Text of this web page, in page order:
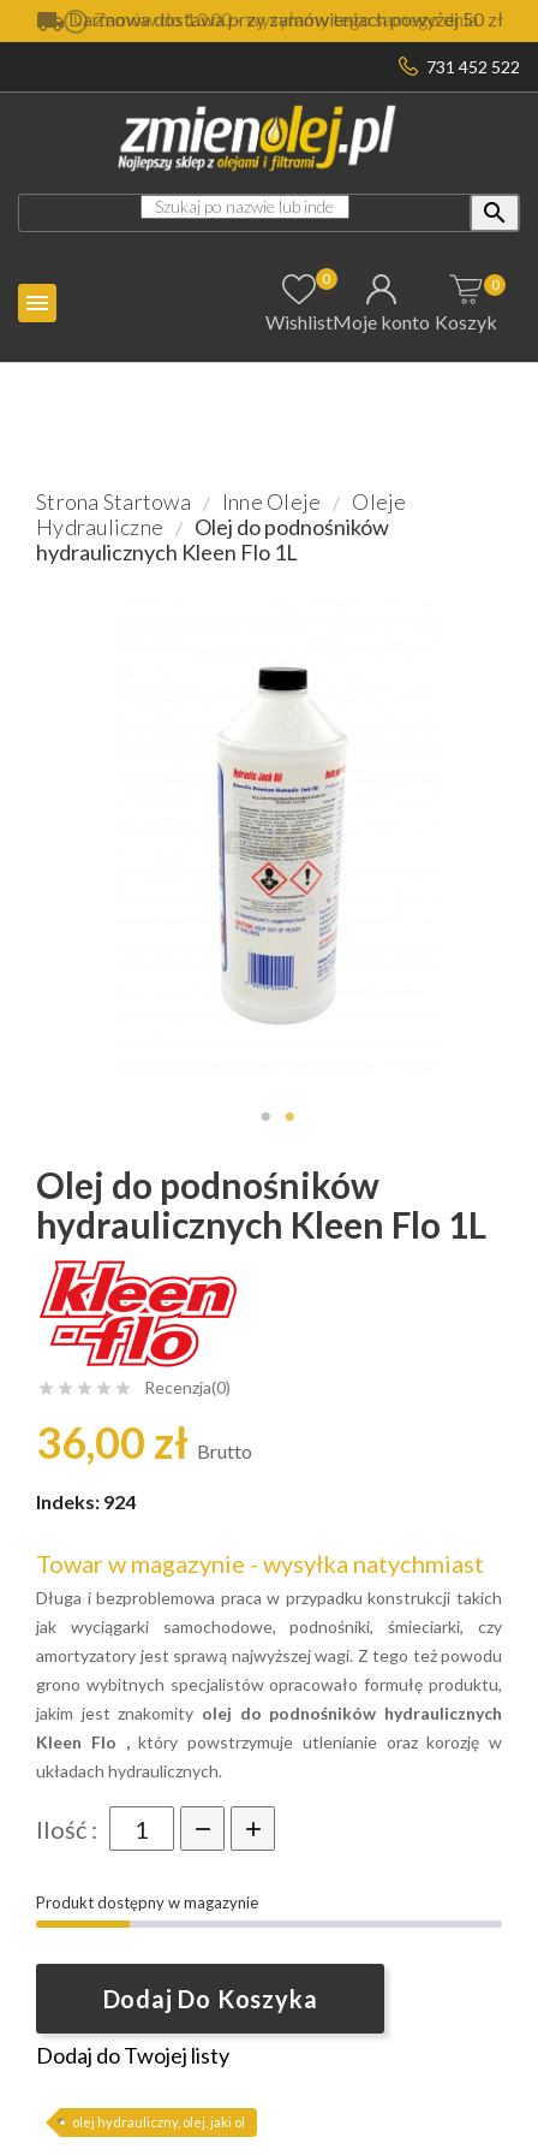
Darmowa dostawa przy zamówieniach powyżej 50 zł
731 452 522


0
WishlistMoje konto Koszyk
0
Strona Startowa Inne Oleje
Oleje
Hydrauliczne
Olej do podnośników
hydraulicznych Kleen Flo 1L
Olej do podnośników
hydraulicznych Kleen Flo 1L
     Recenzja(0)
36,00 zł Brutto
Indeks: 924
Towar w magazynie - wysyłka natychmiast
Długa i bezproblemowa praca w przypadku konstrukcji takich
jak wyciągarki samochodowe, podnośniki, śmieciarki, czy
amortyzatory jest sprawą najwyższej wagi. Z tego też powodu
grono wybitnych specjalistów opracowało formułę produktu,
jakim jest znakomity olej do podnośników hydraulicznych
Kleen Flo ,który powstrzymuje utlenianie oraz korozję w
układach hydraulicznych.
Ilość :
Produkt dostępny w magazynie
Dodaj Do Koszyka
Dodaj do Twojej listy
olej hydrauliczny, olej, jaki ol